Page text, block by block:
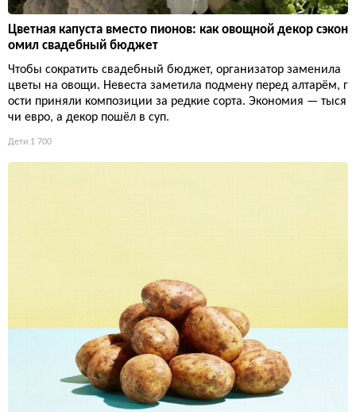
Цветная капуста вместо пионов: как овощной декор сэкон
омил свадебный бюджет
Чтобы сократить свадебный бюджет, организатор заменила
цветы на овощи. Невеста заметила подмену перед алтарём, г
ости приняли композиции за редкие сорта. Экономия — тыся
чи евро, а декор пошёл в суп.
Дети 1 700